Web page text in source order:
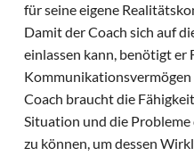
für seine eigene
Damit der Coach sich auf
einlassen kann, benötigt
Coach braucht die
Situation und die
zu können, um dessen